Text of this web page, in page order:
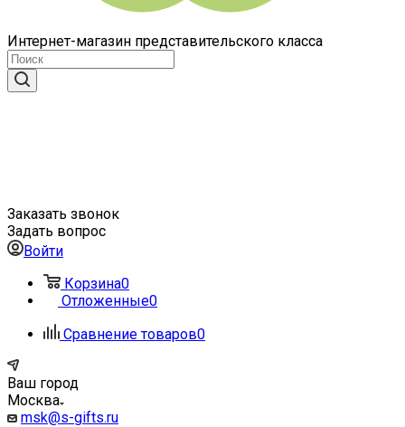
Интернет-магазин представительского класса
Заказать звонок
Задать вопрос
Войти
Корзина0
Отложенные0
Сравнение товаров0
Ваш город
Москва
msk@s-gifts.ru